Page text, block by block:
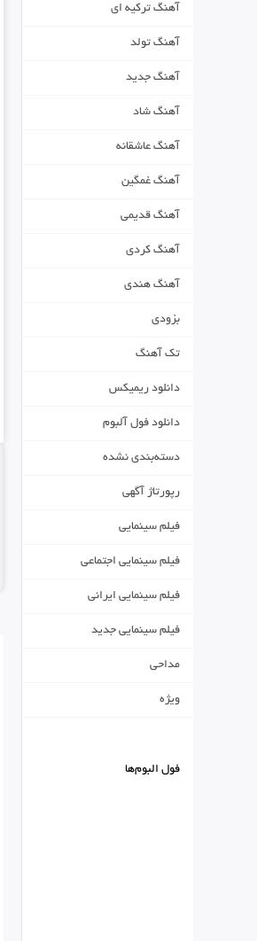
آهنگ ترکیه ای
آهنگ تولد
آهنگ جدید
آهنگ شاد
آهنگ عاشقانه
آهنگ غمگین
آهنگ قدیمی
آهنگ کردی
آهنگ هندی
بزودی
تک آهنگ
دانلود ریمیکس
دانلود فول آلبوم
دسته‌بندی نشده
رپورتاژ آگهی
فیلم سینمایی
فیلم سینمایی اجتماعی
فیلم سینمایی ایرانی
فیلم سینمایی جدید
مداحی
ویژه
فول البوم‌ها